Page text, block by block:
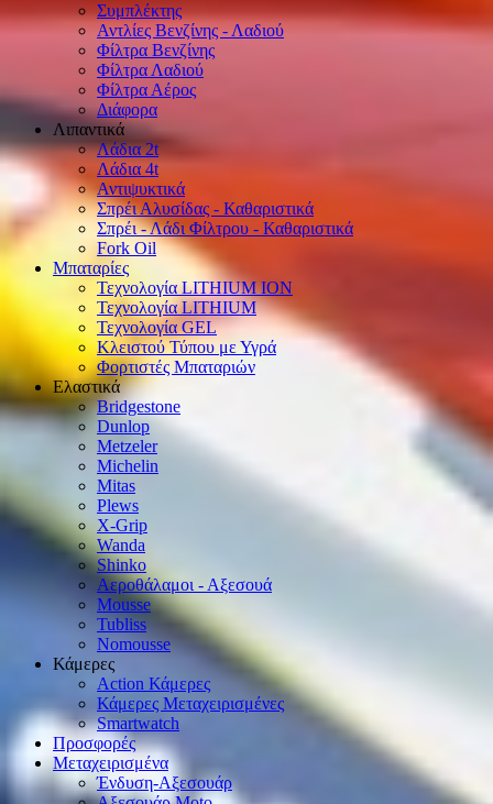
Συμπλέκτης
Αντλίες Βενζίνης - Λαδιού
Φίλτρα Βενζίνης
Φίλτρα Λαδιού
Φίλτρα Αέρος
Διάφορα
Λιπαντικά
Λάδια 2t
Λάδια 4t
Αντιψυκτικά
Σπρέι Αλυσίδας - Καθαριστικά
Σπρέι - Λάδι Φίλτρου - Καθαριστικά
Fork Oil
Μπαταρίες
Τεχνολογία LITHIUM ION
Τεχνολογία LITHIUM
Τεχνολογία GEL
Κλειστού Τύπου με Υγρά
Φορτιστές Μπαταριών
Ελαστικά
Bridgestone
Dunlop
Metzeler
Michelin
Mitas
Plews
X-Grip
Wanda
Shinko
Αεροθάλαμοι - Αξεσουά
Mousse
Tubliss
Nomousse
Κάμερες
Action Κάμερες
Κάμερες Μεταχειρισμένες
Smartwatch
Προσφορές
Μεταχειρισμένα
Ένδυση-Αξεσουάρ